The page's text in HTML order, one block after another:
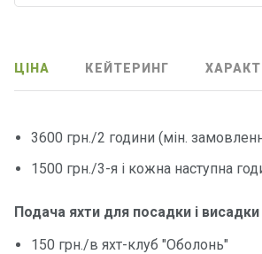
ЦІНА КЕЙТЕРИНГ
3600 грн./2 години (мін.
1500 грн./3-я і кожна наступна
Подача яхти для посадки і висадки
150 грн./в яхт-клуб "Оболонь"
Розваг
и
Річкові
янки
Відгуки